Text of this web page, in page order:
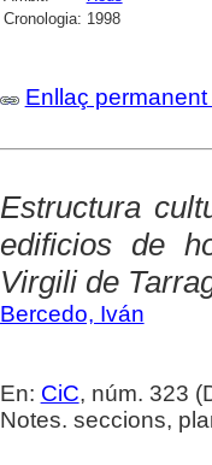
Cronologia: 1998
Enllaç
Estructura
edificios de
Virgili de
Bercedo, Iván
En: CiC, núm. 323
Notes. seccions,